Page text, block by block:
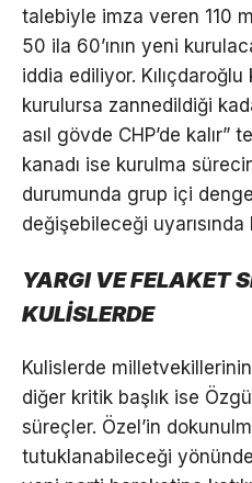
talebiyle imza veren 110
50 ila 60’ının yeni
iddia ediliyor. Kılıçdaroğlu
kurulursa zannedildiği
asıl gövde CHP’de kalır”
kanadı ise kurulma
durumunda grup içi
değişebileceği uyarısında
YARGI VE FELAKET
KULİSLERDE
Kulislerde
diğer kritik başlık ise
süreçler. Özel’in
tutuklanabileceği